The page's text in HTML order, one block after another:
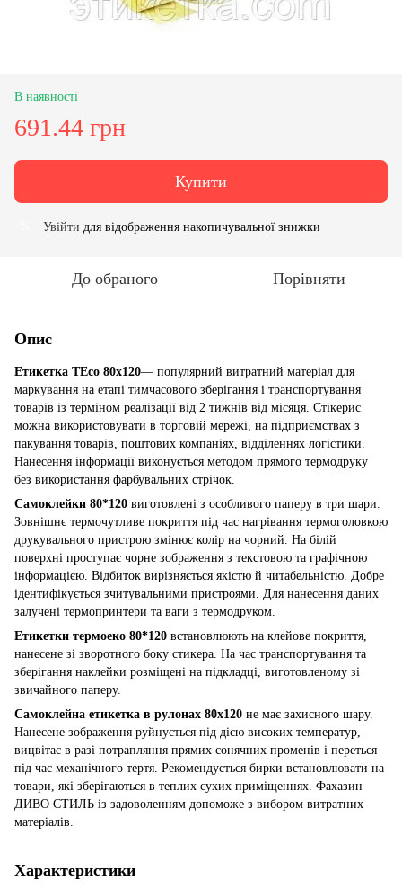
В наявності
691.44 грн
Купити
Увійти для відображення накопичувальної знижки
До обраного Порівняти
Опис
Етикетка TEco 80x120— популярний витратний матеріал для
маркування на етапі тимчасового зберігання і транспортування
товарів із терміном реалізації від 2 тижнів від місяця. Стікерис
можна використовувати в торговій мережі, на підприємствах з
пакування товарів, поштових компаніях, відділеннях логістики.
Нанесення інформації виконується методом прямого термодруку
без використання фарбувальних стрічок.
Самоклейки 80*120 виготовлені з особливого паперу в три шари.
Зовнішнє термочутливе покриття під час нагрівання термоголовкою
друкувального пристрою змінює колір на чорний. На білій
поверхні проступає чорне зображення з текстовою та графічною
інформацією. Відбиток вирізняється якістю й читабельністю. Добре
ідентифікується зчитувальними пристроями. Для нанесення даних
залучені термопринтери та ваги з термодруком.
Етикетки термоеко 80*120 встановлюють на клейове покриття,
нанесене зі зворотного боку стикера. На час транспортування та
зберігання наклейки розміщені на підкладці, виготовленому зі
звичайного паперу.
Самоклейна етикетка в рулонах 80x120 не має захисного шару.
Нанесене зображення руйнується під дією високих температур,
вицвітає в разі потрапляння прямих сонячних променів і переться
під час механічного тертя. Рекомендується бирки встановлювати на
товари, які зберігаються в теплих сухих приміщеннях. Фахазин
ДИВО СТИЛЬ із задоволенням допоможе з вибором витратних
матеріалів.
Характеристики